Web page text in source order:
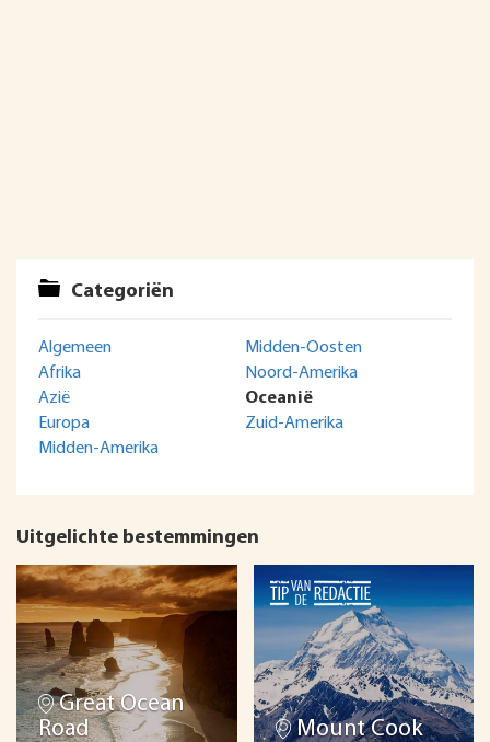
Categoriën
Algemeen
Afrika
Azië
Europa
Midden-Amerika
Midden-Oosten
Noord-Amerika
Oceanië
Zuid-Amerika
Uitgelichte bestemmingen
Great Ocean
Road
Mount Cook